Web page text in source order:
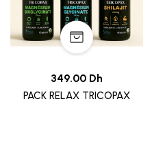
349.00 Dh
PACK RELAX TRICOPAX